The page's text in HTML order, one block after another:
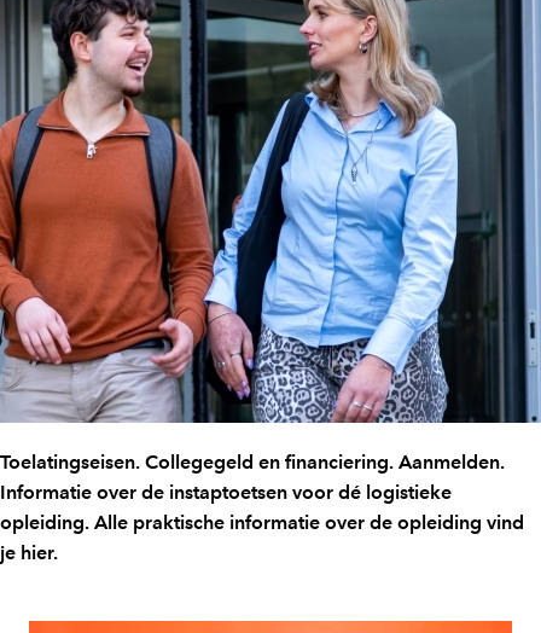
Toelatingseisen. Collegegeld en financiering. Aanmelden.
Informatie over de instaptoetsen voor dé logistieke
opleiding. Alle praktische informatie over de opleiding vind
je hier.